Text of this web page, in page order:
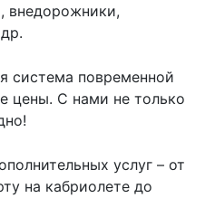
внедорожники,
система повременной
цены. С нами не только
услуг – от
на кабриолете до